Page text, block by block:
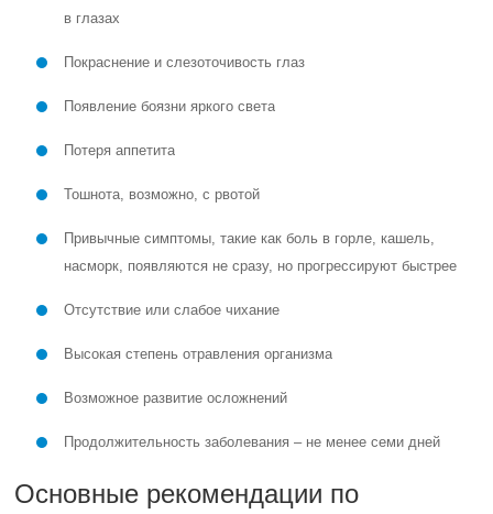
в глазах
Покраснение и слезоточивость глаз
Появление боязни яркого света
Потеря аппетита
Тошнота, возможно, с рвотой
Привычные симптомы, такие как боль в горле, кашель,
насморк, появляются не сразу, но прогрессируют быстрее
Отсутствие или слабое чихание
Высокая степень отравления организма
Возможное развитие осложнений
Продолжительность заболевания – не менее семи дней
Основные рекомендации по